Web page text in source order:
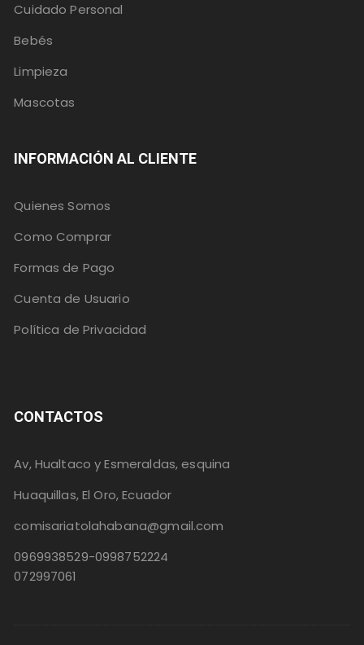
Cuidado Personal
Bebés
Limpieza
Mascotas
INFORMACIÓN AL CLIENTE
Quienes Somos
Como Comprar
Formas de Pago
Cuenta de Usuario
Política de Privacidad
CONTACTOS
Av, Hualtaco y Esmeraldas, esquina
Huaquillas, El Oro, Ecuador
comisariatolahabana@gmail.com
0969938529-0998752224
072997061